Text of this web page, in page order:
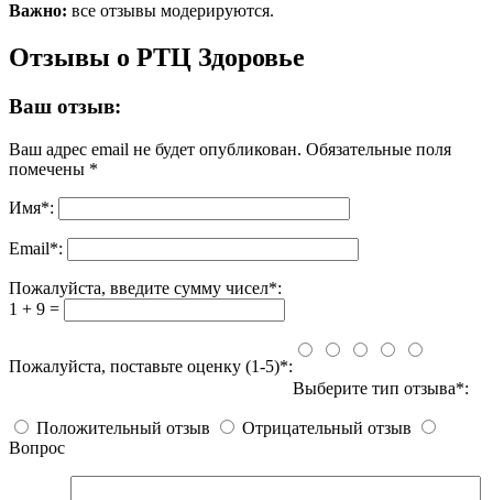
Важно: все отзывы модерируются.
Отзывы о РТЦ Здоровье
Ваш отзыв:
Ваш адрес email не будет опубликован. Обязательные поля
помечены *
Имя*:
Email*:
Пожалуйста, введите сумму чисел*:
1 + 9 =
Пожалуйста, поставьте оценку (1-5)*:
Выберите тип отзыва*:
Положительный отзыв
Отрицательный отзыв
Вопрос